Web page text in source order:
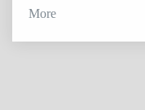
More